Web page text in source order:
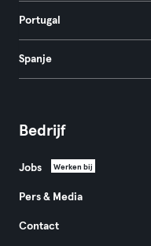
Portugal
Spanje
Bedrijf
Jobs Werken bij
Pers & Media
Contact